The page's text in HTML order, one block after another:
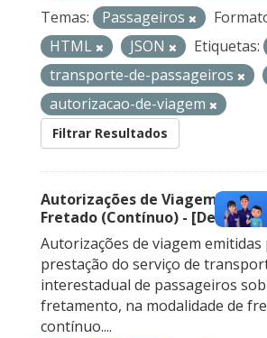
Temas:
Passageiros
HTML
JSON Etiquetas:
transporte-de-passageiros
autorizacao-de-viagem
Filtrar Resultados
Autorizações de Viagem
Fretado (Contínuo) -
Autorizações de viagem emitidas
prestação do serviço de
interestadual de passageiros
fretamento, na modalidade de
contínuo....